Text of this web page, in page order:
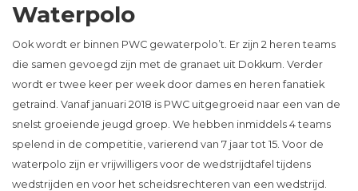
Waterpolo
Ook wordt er binnen PWC gewaterpolo’t. Er zijn 2 heren teams
die samen gevoegd zijn met de granaet uit Dokkum. Verder
wordt er twee keer per week door dames en heren fanatiek
getraind. Vanaf januari 2018 is PWC uitgegroeid naar een van de
snelst groeiende jeugd groep. We hebben inmiddels 4 teams
spelend in de competitie, varierend van 7 jaar tot 15. Voor de
waterpolo zijn er vrijwilligers voor de wedstrijdtafel tijdens
wedstrijden en voor het scheidsrechteren van een wedstrijd.